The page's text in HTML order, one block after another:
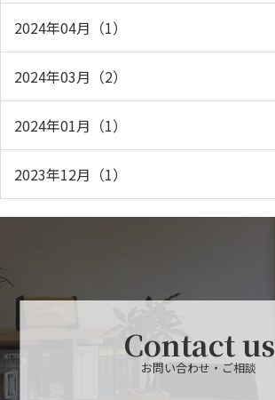
2024年04月（1）
2024年03月（2）
2024年01月（1）
2023年12月（1）
Contact us
お問い合わせ・ご相談